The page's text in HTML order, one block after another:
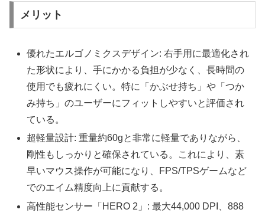
メリット
優れたエルゴノミクスデザイン: 右手用に最適化され
た形状により、手にかかる負担が少なく、長時間の
使用でも疲れにくい。特に「かぶせ持ち」や「つか
み持ち」のユーザーにフィットしやすいと評価され
ている。
超軽量設計: 重量約60gと非常に軽量でありながら、
剛性もしっかりと確保されている。これにより、素
早いマウス操作が可能になり、FPS/TPSゲームなど
でのエイム精度向上に貢献する。
高性能センサー「HERO 2」: 最大44,000 DPI、888